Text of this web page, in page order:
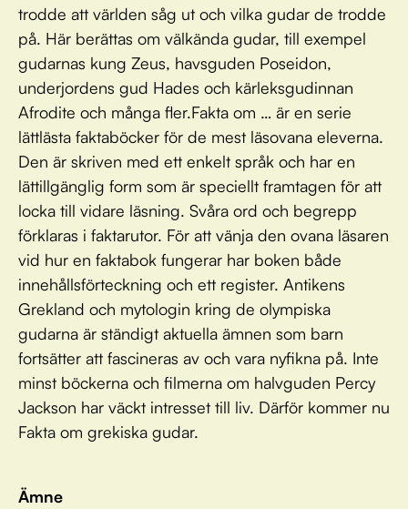
trodde att världen såg ut och vilka gudar de trodde
på. Här berättas om välkända gudar, till exempel
gudarnas kung Zeus, havsguden Poseidon,
underjordens gud Hades och kärleksgudinnan
Afrodite och många fler.Fakta om … är en serie
lättlästa faktaböcker för de mest läsovana eleverna.
Den är skriven med ett enkelt språk och har en
lättillgänglig form som är speciellt framtagen för att
locka till vidare läsning. Svåra ord och begrepp
förklaras i faktarutor. För att vänja den ovana läsaren
vid hur en faktabok fungerar har boken både
innehållsförteckning och ett register. Antikens
Grekland och mytologin kring de olympiska
gudarna är ständigt aktuella ämnen som barn
fortsätter att fascineras av och vara nyfikna på. Inte
minst böckerna och filmerna om halvguden Percy
Jackson har väckt intresset till liv. Därför kommer nu
Fakta om grekiska gudar.
Ämne